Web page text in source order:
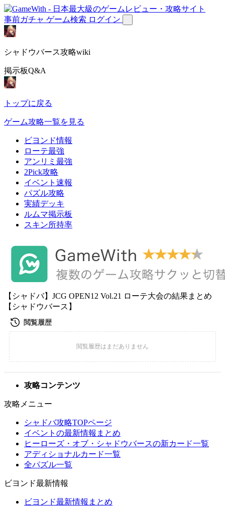
事前ガチャ ゲーム検索 ログイン
シャドウバース攻略wiki
掲示板Q&A
トップに戻る
ゲーム攻略一覧を見る
ビヨンド情報
ローテ最強
アンリミ最強
2Pick攻略
イベント速報
パズル攻略
実績デッキ
ルムマ掲示板
スキン所持率
【シャドバ】JCG OPEN12 Vol.21 ローテ大会の結果まとめ
【シャドウバース】
攻略コンテンツ
攻略メニュー
シャドバ攻略TOPページ
イベントの最新情報まとめ
ヒーローズ・オブ・シャドウバースの新カード一覧
アディショナルカード一覧
全パズル一覧
ビヨンド最新情報
ビヨンド最新情報まとめ